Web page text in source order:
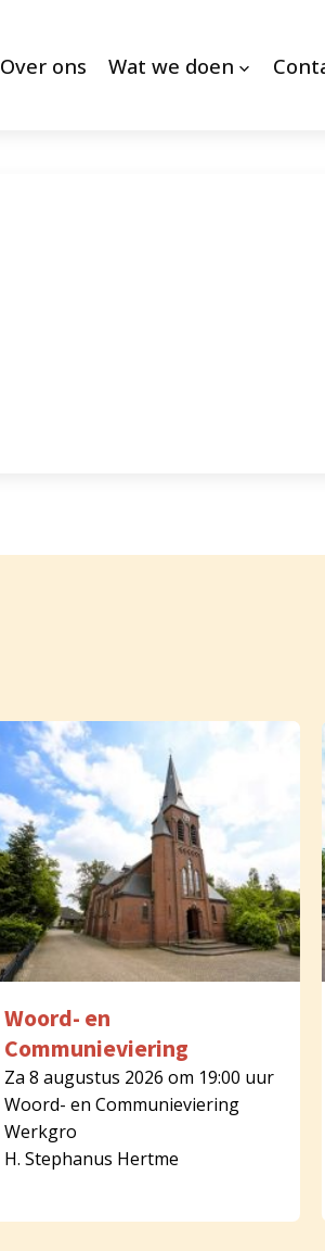
Over ons Wat we doen
Woord- en
Communieviering
Za 8 augustus 2026 om 19:00 uur
Woord- en Communieviering
Werkgro
H. Stephanus Hertme